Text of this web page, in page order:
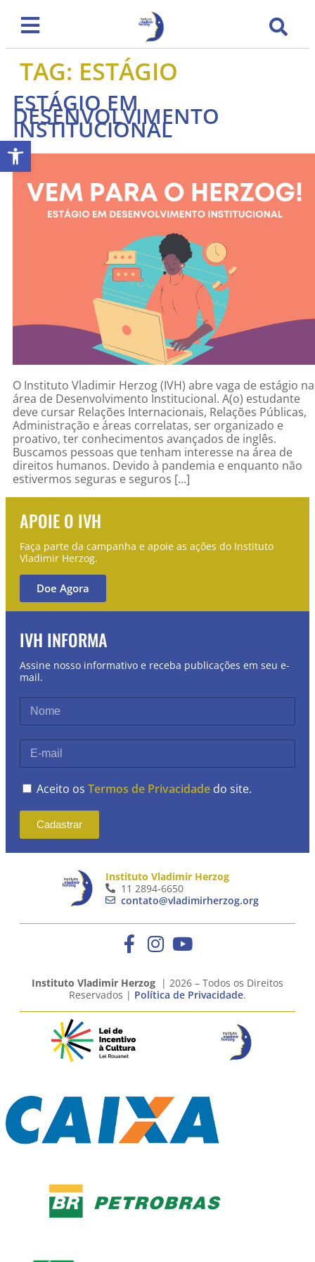
Abrir a barra de ferramentas
TAG: ESTÁGIO
ESTÁGIO EM
DESENVOLVIMENTO
INSTITUCIONAL
O Instituto Vladimir Herzog (IVH) abre vaga de estágio na
área de Desenvolvimento Institucional. A(o) estudante
deve cursar Relações Internacionais, Relações Públicas,
Administração e áreas correlatas, ser organizado e
proativo, ter conhecimentos avançados de inglês.
Buscamos pessoas que tenham interesse na área de
direitos humanos. Devido à pandemia e enquanto não
estivermos seguras e seguros […]
APOIE O IVH
Faça parte da campanha e apoie as ações do Instituto
Vladimir Herzog.
Doe Agora
IVH INFORMA
Assine nosso informativo e receba publicações em seu e-
mail.
Aceito os Termos de Privacidade do site.
Cadastrar
Instituto Vladimir Herzog
11 2894-6650
contato@vladimirherzog.org
Instituto Vladimir Herzog | 2026 – Todos os Direitos
Reservados | Política de Privacidade.